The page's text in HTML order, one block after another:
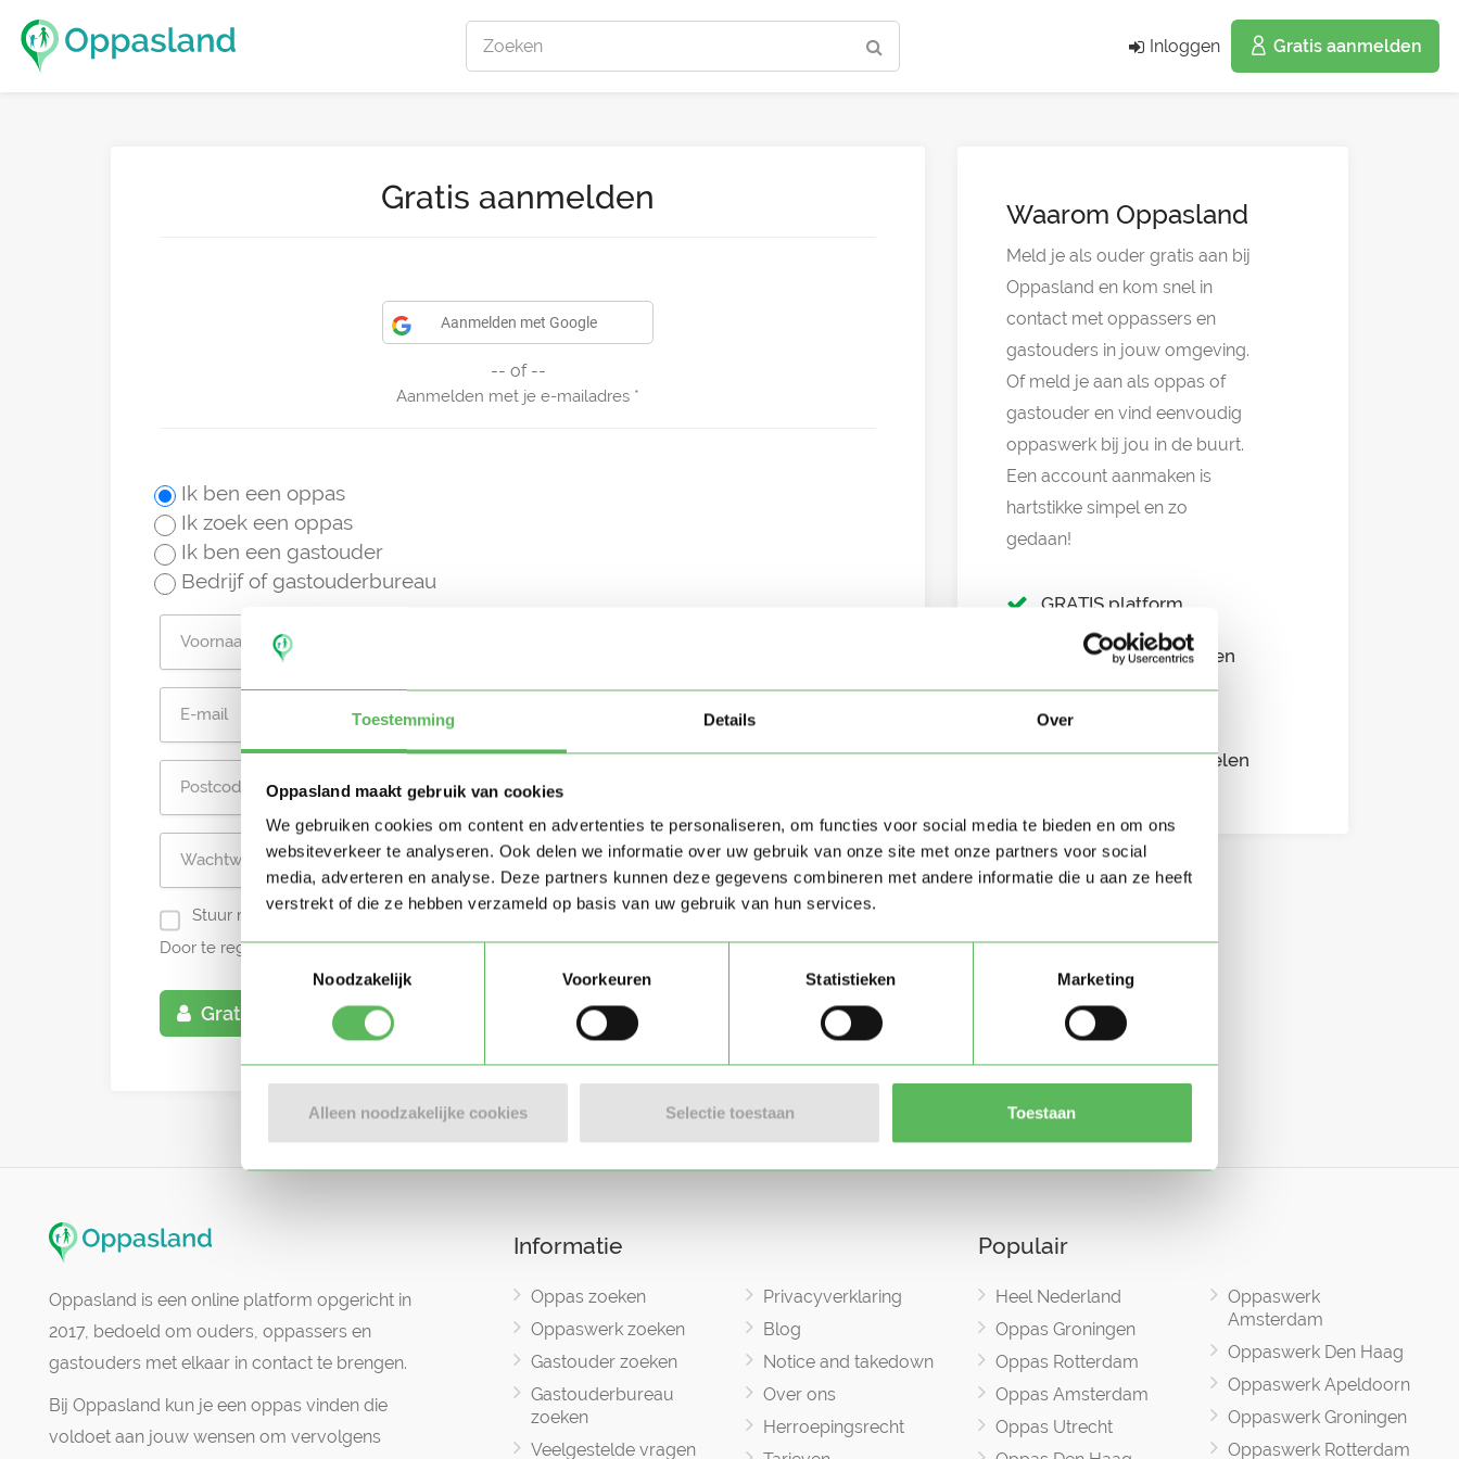
Toestemming Details Over
Oppasland maakt gebruik van cookies
We gebruiken cookies om content en advertenties te personaliseren, om functies voor social media te bieden en om ons
websiteverkeer te analyseren. Ook delen we informatie over uw gebruik van onze site met onze partners voor social
media, adverteren en analyse. Deze partners kunnen deze gegevens combineren met andere informatie die u aan ze heeft
verstrekt of die ze hebben verzameld op basis van uw gebruik van hun services.
Toestemmingsselectie
Noodzakelijk
Voorkeuren Statistieken Marketing
Alleen noodzakelijke cookies Selectie toestaan Toestaan
Zoeken Inloggen Gratis aanmelden
Gratis aanmelden
Aanmelden met Google
-- of --
Aanmelden met je e-mailadres
Ik ben een oppas
Ik zoek een oppas
Ik ben een gastouder
Bedrijf of gastouderbureau
Stuur mij nieuwe profielen in mijn omgeving per e-mail
Door te registreren ga je akkoord met deAlgemene voorwaardenvan Oppasland.
Gratis aanmelden
Waarom Oppasland
Meld je als ouder gratis aan bij
Oppasland en kom snel in
contact met oppassers en
gastouders in jouw omgeving.
Of meld je aan als oppas of
gastouder en vind eenvoudig
oppaswerk bij jou in de buurt.
Een account aanmaken is
hartstikke simpel en zo
gedaan!
GRATIS platform
Eenvoudig aanmelden
Snel in contact
Overzichtelijke profielen
Oppasland is een online platform opgericht in
2017, bedoeld om ouders, oppassers en
gastouders met elkaar in contact te brengen.
Bij Oppasland kun je een oppas vinden die
voldoet aan jouw wensen om vervolgens
Informatie
Oppas zoeken
Oppaswerk zoeken
Gastouder zoeken
Gastouderbureau
zoeken
Veelgestelde vragen
Privacyverklaring
Blog
Notice and takedown
Over ons
Herroepingsrecht
Populair
Heel Nederland
Oppas Groningen
Oppas Rotterdam
Oppas Amsterdam
Oppas Utrecht
Oppaswerk
Amsterdam
Oppaswerk Den Haag
Oppaswerk Apeldoorn
Oppaswerk Groningen
Oppaswerk Rotterdam